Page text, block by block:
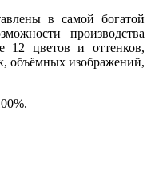
в самой богатой
производства
12 цветов и оттенков,
объёмных изображений,